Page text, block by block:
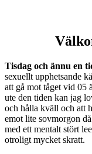
Tisdag och ännu en
sexuellt upphetsande
att gå mot tåget vid 05
ute den tiden kan jag
och hålla kväll och att
emot lite sovmorgon
med ett mentalt stört
otroligt mycket skratt.